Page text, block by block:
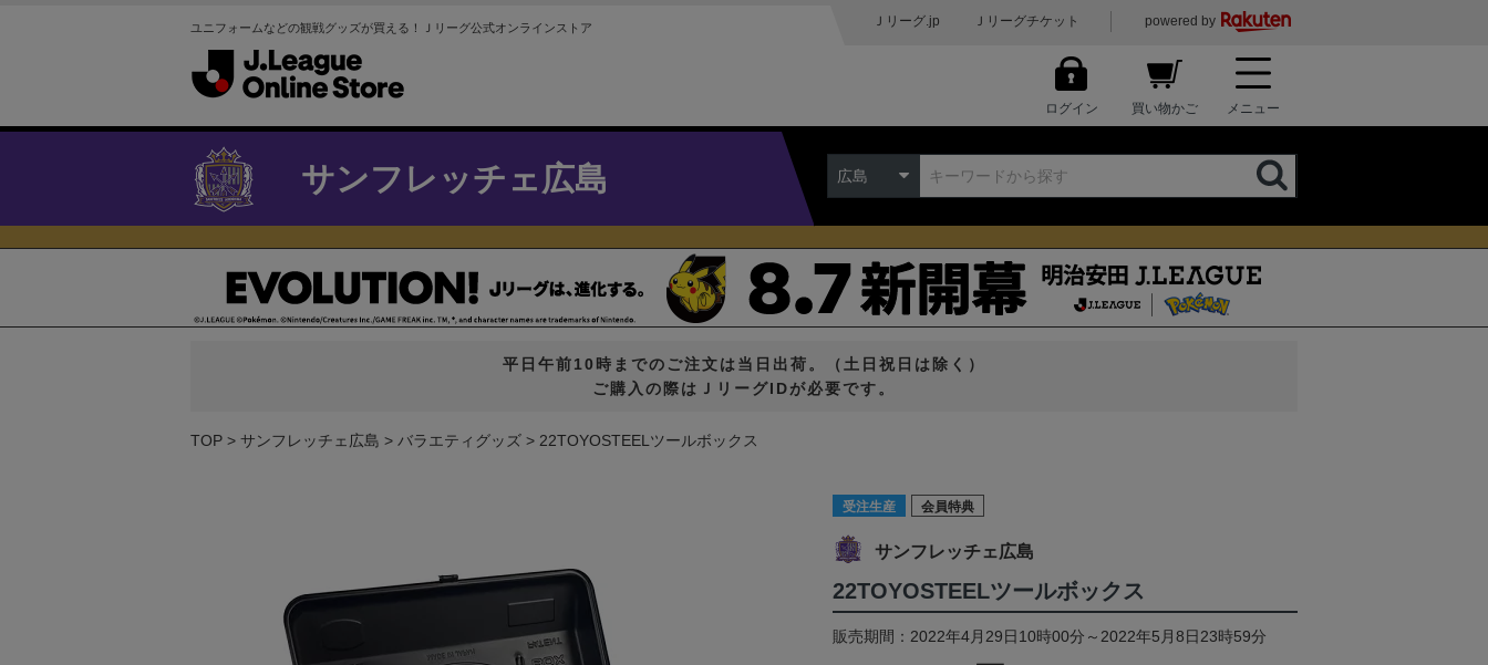
ユニフォームなどの観戦グッズが買える！Ｊリーグ公式オンラインストア Ｊリーグ.jp Ｊリーグチケット powered by
ログイン 買い物かご メニュー
サンフレッチェ広島 広島
平日午前10時までのご注文は当日出荷。（土日祝日は除く）
ご購入の際はＪリーグIDが必要です。
TOP サンフレッチェ広島 バラエティグッズ 22TOYOSTEELツールボックス
受注生産 会員特典
サンフレッチェ広島
22TOYOSTEELツールボックス
販売期間：2022年4月29日10時00分～2022年5月8日23時59分